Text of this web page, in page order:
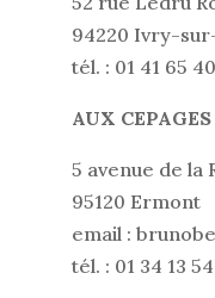
94220 Ivry-
tél. : 01 41 65
AUX
5 avenue de la
95120 Ermont
email :
tél. : 01 34 13